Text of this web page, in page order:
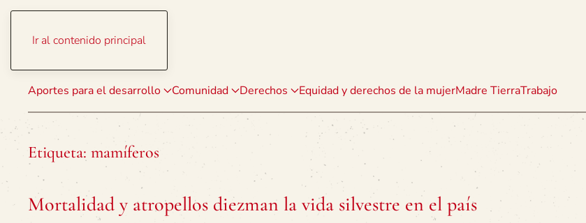
Ir al contenido principal
Aportes para el desarrollo Comunidad Derechos Equidad y derechos de la mujerMadre TierraTrabajo
Etiqueta: mamíferos
Mortalidad y atropellos diezman la vida silvestre en el país